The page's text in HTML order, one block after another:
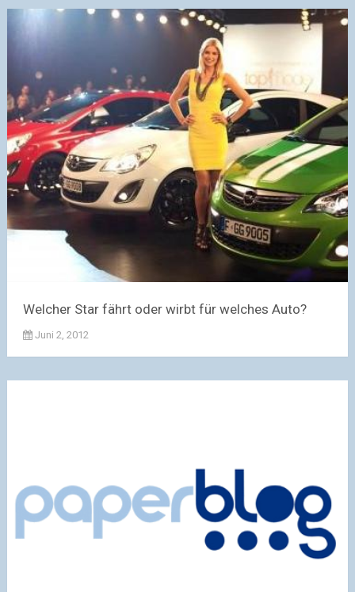
Welcher Star fährt oder wirbt für welches Auto?
Juni 2, 2012